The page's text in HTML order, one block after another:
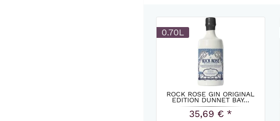
0.70L
ROCK ROSE GIN ORIGINAL
EDITION DUNNET BAY...
35,69 € *